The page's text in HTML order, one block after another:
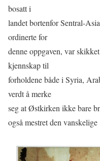
bosatt i
landet bortenfor Sentral-
ordinerte for
denne oppgaven, var
kjennskap til
forholdene både i Syria,
verdt å merke
seg at Østkirken ikke bare
også mestret den vanskelige